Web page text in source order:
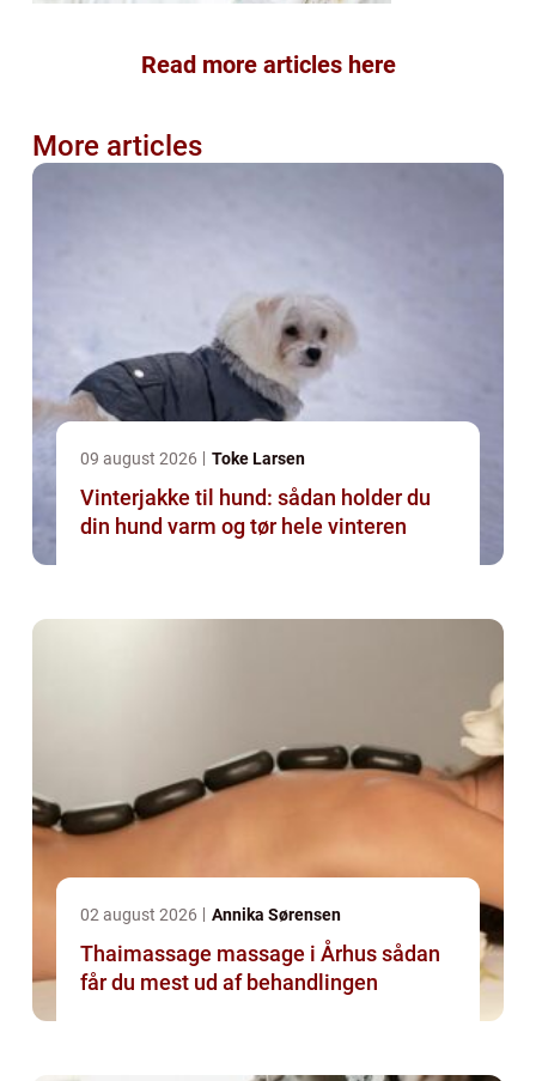
Read more articles here
More articles
09 august 2026 Toke Larsen
Vinterjakke til hund: sådan holder du
din hund varm og tør hele vinteren
02 august 2026 Annika Sørensen
Thaimassage massage i Århus sådan
får du mest ud af behandlingen